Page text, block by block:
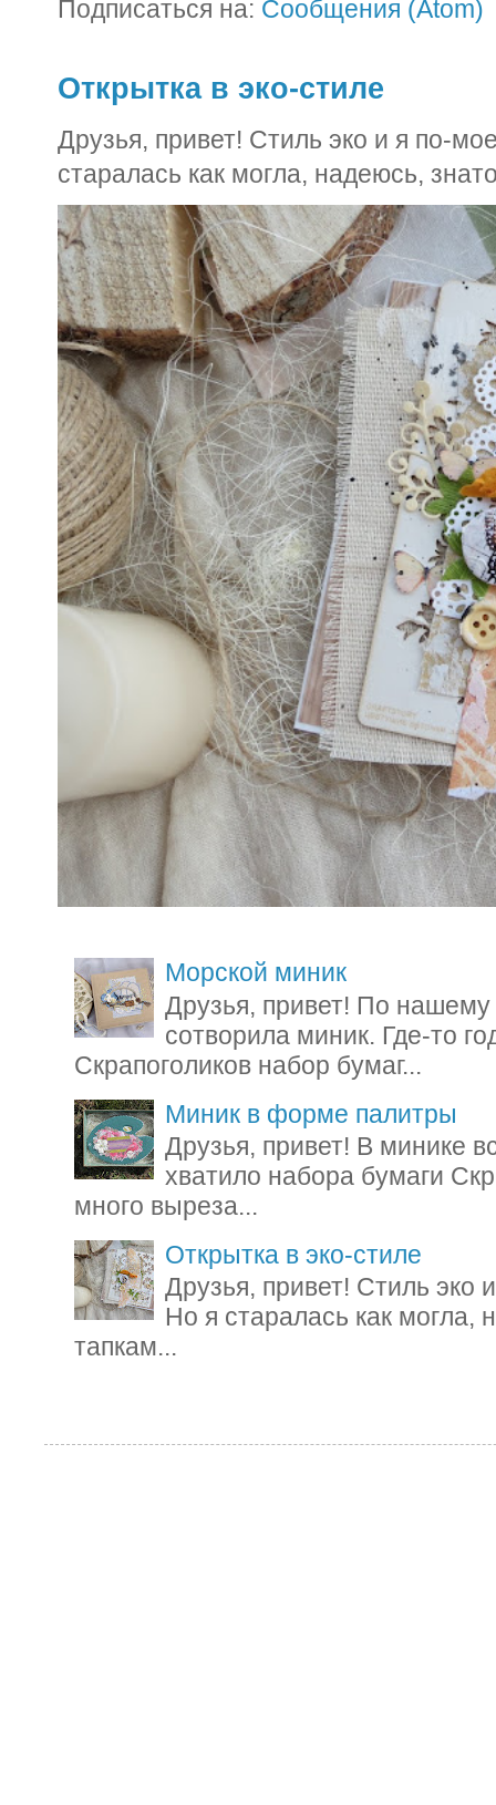
Подписаться на: Сообщения (Atom)
Открытка в эко-стиле
Друзья, привет! Стиль эко и я по-
старалась как могла, надеюсь,
Морской миник
Друзья, привет! По
сотворила миник. Где-то
Скрапоголиков набор бумаг...
Миник в форме палитры
Друзья, привет! В минике
хватило набора бумаги
много выреза...
Открытка в эко-стиле
Друзья, привет! Стиль
Но я старалась как могла,
тапкам...